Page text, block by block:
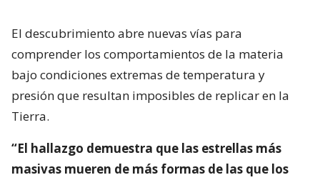
El descubrimiento abre nuevas vías para
comprender los comportamientos de la materia
bajo condiciones extremas de temperatura y
presión que resultan imposibles de replicar en la
Tierra.
“El hallazgo demuestra que las estrellas más
masivas mueren de más formas de las que los